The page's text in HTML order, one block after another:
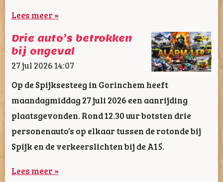
Lees meer »
Drie auto’s betrokken
bij ongeval
27 jul 202614:07
Op de Spijksesteeg in Gorinchem heeft
maandagmiddag 27 juli 2026 een aanrijding
plaatsgevonden. Rond 12.30 uur botsten drie
personenauto’s op elkaar tussen de rotonde bij
Spijk en de verkeerslichten bij de A15.
Lees meer »